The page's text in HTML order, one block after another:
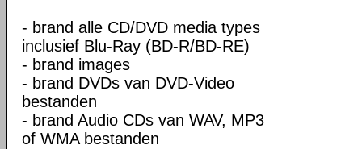
- brand alle CD/DVD media types
inclusief Blu-Ray (BD-R/BD-RE)
- brand images
- brand DVDs van DVD-Video
bestanden
- brand Audio CDs van WAV, MP3
of WMA bestanden